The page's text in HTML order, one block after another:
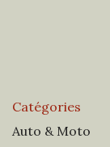
Catégories
Auto & Moto